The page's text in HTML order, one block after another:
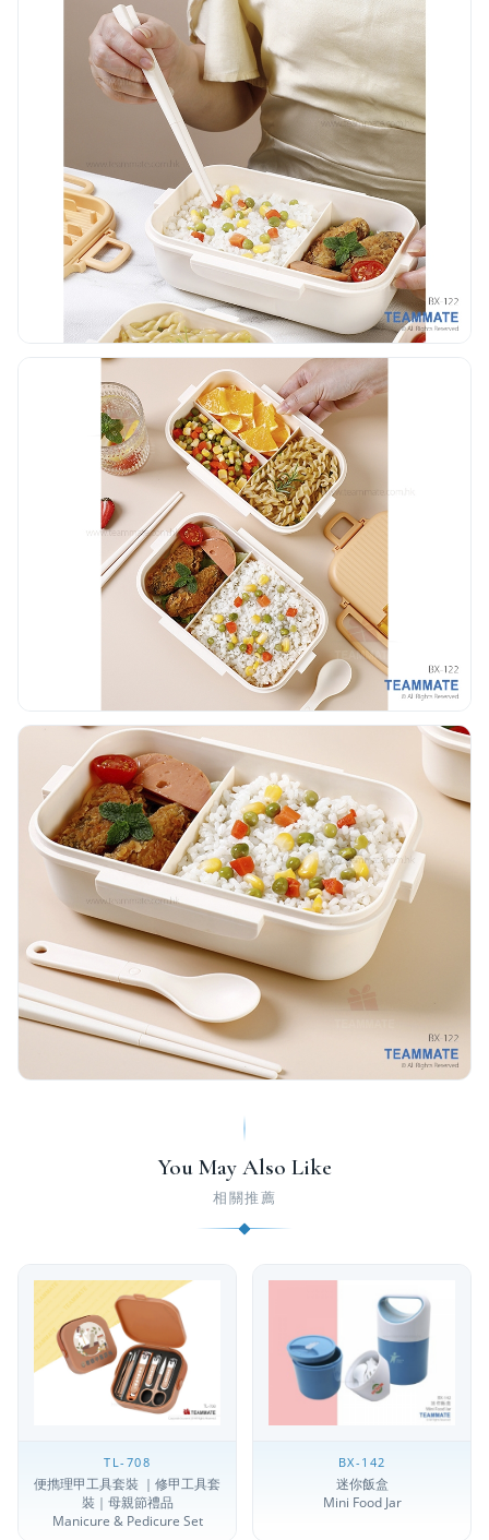
You May Also Like
相關推薦
TL-708
便擕理甲工具套裝 ｜修甲工具套
裝｜母親節禮品
Manicure & Pedicure Set
BX-142
迷你飯盒
Mini Food Jar